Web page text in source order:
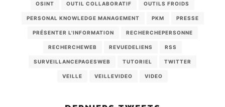
OSINT OUTIL COLLABORATIF OUTILS FROIDS
PERSONAL KNOWLEDGE MANAGEMENT PKM PRESSE
PRÉSENTER L'INFORMATION RECHERCHEPERSONNE
RECHERCHEWEB REVUEDELIENS RSS
SURVEILLANCEPAGESWEB TUTORIEL TWITTER
VEILLE VEILLEVIDEO VIDEO